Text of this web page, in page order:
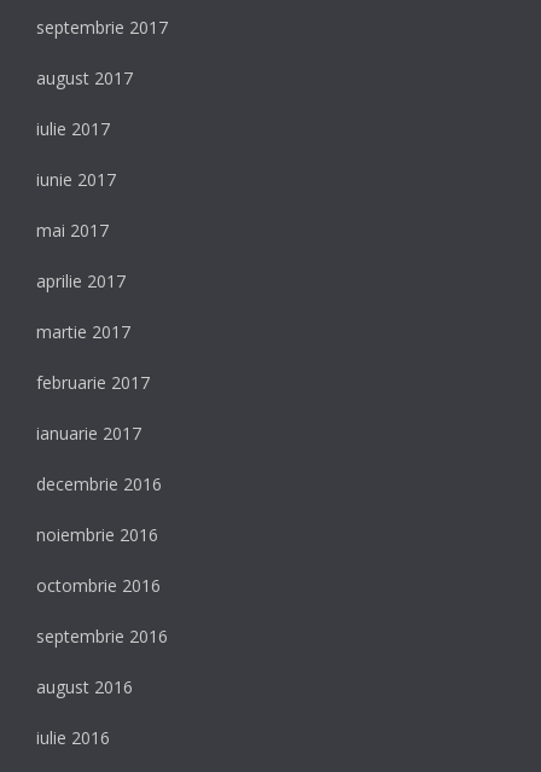
septembrie 2017
august 2017
iulie 2017
iunie 2017
mai 2017
aprilie 2017
martie 2017
februarie 2017
ianuarie 2017
decembrie 2016
noiembrie 2016
octombrie 2016
septembrie 2016
august 2016
iulie 2016